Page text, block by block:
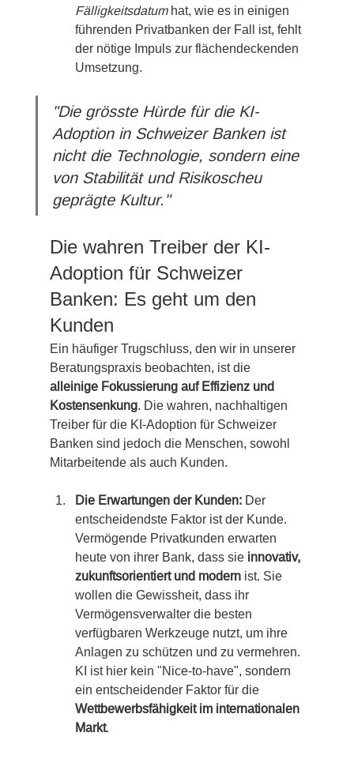
Fälligkeitsdatum hat, wie es in einigen
führenden Privatbanken der Fall ist, fehlt
der nötige Impuls zur flächendeckenden
Umsetzung.
"Die grösste Hürde für die KI-
Adoption in Schweizer Banken ist
nicht die Technologie, sondern eine
von Stabilität und Risikoscheu
geprägte Kultur."
Die wahren Treiber der KI-
Adoption für Schweizer
Banken: Es geht um den
Kunden
Ein häufiger Trugschluss, den wir in unserer
Beratungspraxis beobachten, ist die
alleinige Fokussierung auf Effizienz und
Kostensenkung. Die wahren, nachhaltigen
Treiber für die KI-Adoption für Schweizer
Banken sind jedoch die Menschen, sowohl
Mitarbeitende als auch Kunden.
Die Erwartungen der Kunden: Der
entscheidendste Faktor ist der Kunde.
Vermögende Privatkunden erwarten
heute von ihrer Bank, dass sie innovativ,
zukunftsorientiert und modern ist. Sie
wollen die Gewissheit, dass ihr
Vermögensverwalter die besten
verfügbaren Werkzeuge nutzt, um ihre
Anlagen zu schützen und zu vermehren.
KI ist hier kein "Nice-to-have", sondern
ein entscheidender Faktor für die
Wettbewerbsfähigkeit im internationalen
Markt.